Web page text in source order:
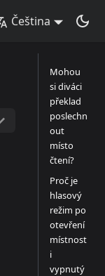
Čeština
Mohou
si diváci
překlad
poslechn
out
místo
čtení?
Proč je
hlasový
režim po
otevření
místnost
i
vypnutý